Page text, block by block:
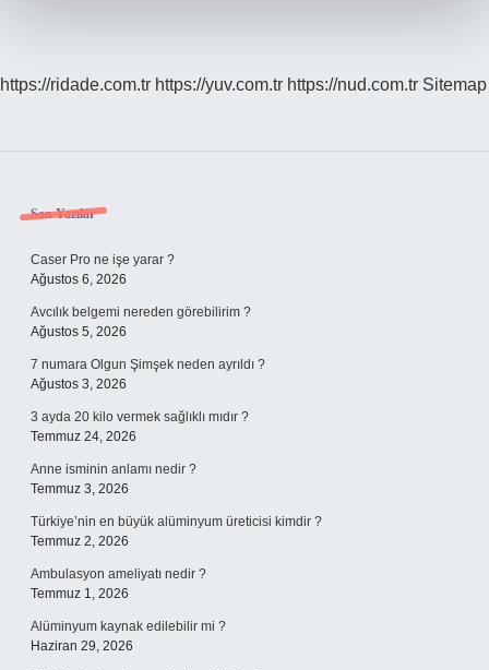
https://ridade.com.tr https://yuv.com.tr https://nud.com.tr Sitemap
Sidebar
Son Yazılar
Caser Pro ne işe yarar ?
Ağustos 6, 2026
Avcılık belgemi nereden görebilirim ?
Ağustos 5, 2026
7 numara Olgun Şimşek neden ayrıldı ?
Ağustos 3, 2026
3 ayda 20 kilo vermek sağlıklı mıdır ?
Temmuz 24, 2026
Anne isminin anlamı nedir ?
Temmuz 3, 2026
Türkiye’nin en büyük alüminyum üreticisi kimdir ?
Temmuz 2, 2026
Ambulasyon ameliyatı nedir ?
Temmuz 1, 2026
Alüminyum kaynak edilebilir mi ?
Haziran 29, 2026